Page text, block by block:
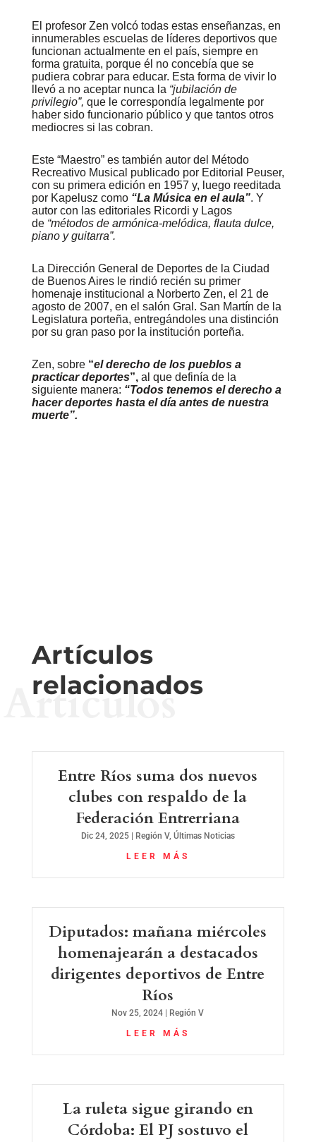
El profesor Zen volcó todas estas enseñanzas, en
innumerables escuelas de líderes deportivos que
funcionan actualmente en el país, siempre en
forma gratuita, porque él no concebía que se
pudiera cobrar para educar. Esta forma de vivir lo
llevó a no aceptar nunca la “jubilación de
privilegio”, que le correspondía legalmente por
haber sido funcionario público y que tantos otros
mediocres si las cobran.
Este “Maestro” es también autor del Método
Recreativo Musical publicado por Editorial Peuser,
con su primera edición en 1957 y, luego reeditada
por Kapelusz como “La Música en el aula”. Y
autor con las editoriales Ricordi y Lagos
de “métodos de armónica-melódica, flauta dulce,
piano y guitarra”.
La Dirección General de Deportes de la Ciudad
de Buenos Aires le rindió recién su primer
homenaje institucional a Norberto Zen, el 21 de
agosto de 2007, en el salón Gral. San Martín de la
Legislatura porteña, entregándoles una distinción
por su gran paso por la institución porteña.
Zen, sobre “el derecho de los pueblos a
practicar deportes”,al que definía de la
siguiente manera: “Todos tenemos el derecho a
hacer deportes hasta el día antes de nuestra
muerte”.
Artículos
relacionados
Artículos
Entre Ríos suma dos nuevos
clubes con respaldo de la
Federación Entrerriana
Dic 24, 2025| Región V, Últimas Noticias
LEER MÁS
Diputados: mañana miércoles
homenajearán a destacados
dirigentes deportivos de Entre
Ríos
Nov 25, 2024 | Región V
LEER MÁS
La ruleta sigue girando en
Córdoba: El PJ sostuvo el